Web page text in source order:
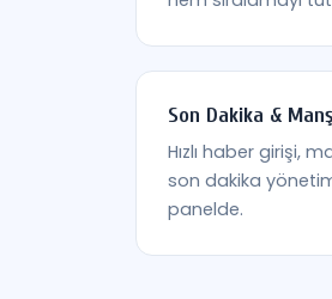
Son Dakika &
Hızlı haber girişi,
son dakika
panelde.